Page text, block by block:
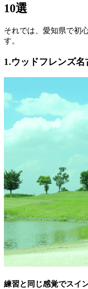
10選
それでは、愛知県で初
す。
1.ウッドフレンズ
練習と同じ感覚でスイ